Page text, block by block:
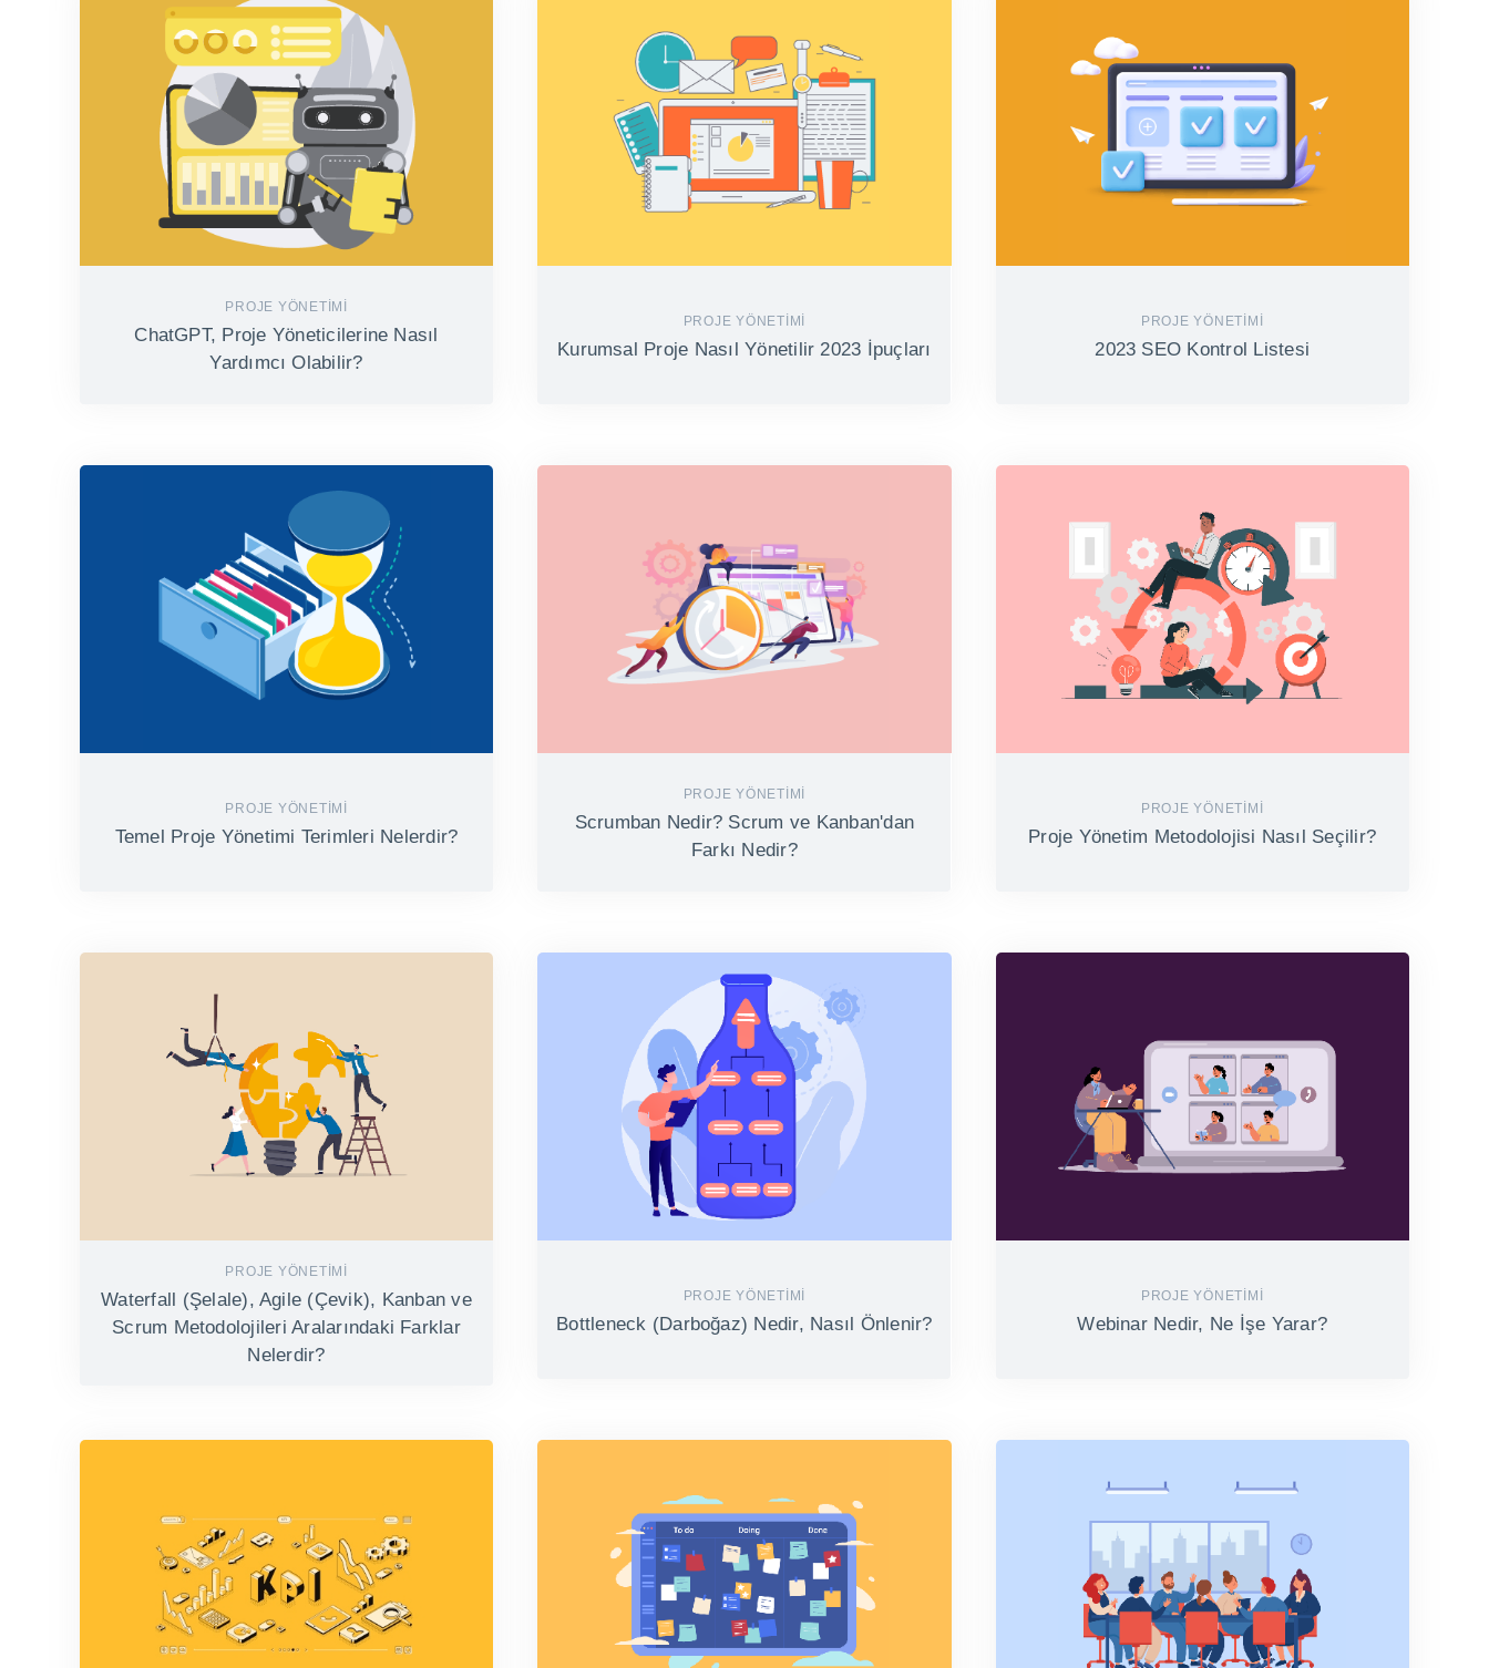
PROJE YÖNETIMI
ChatGPT, Proje Yöneticilerine Nasıl
Yardımcı Olabilir?
PROJE YÖNETIMI
Kurumsal Proje Nasıl Yönetilir 2023 İpuçları
PROJE YÖNETIMI
2023 SEO Kontrol Listesi
PROJE YÖNETIMI
Temel Proje Yönetimi Terimleri Nelerdir?
PROJE YÖNETIMI
Scrumban Nedir? Scrum ve Kanban'dan
Farkı Nedir?
PROJE YÖNETIMI
Proje Yönetim Metodolojisi Nasıl Seçilir?
PROJE YÖNETIMI
Waterfall (Şelale), Agile (Çevik), Kanban ve
Scrum Metodolojileri Aralarındaki Farklar
Nelerdir?
PROJE YÖNETIMI
Bottleneck (Darboğaz) Nedir, Nasıl Önlenir?
PROJE YÖNETIMI
Webinar Nedir, Ne İşe Yarar?